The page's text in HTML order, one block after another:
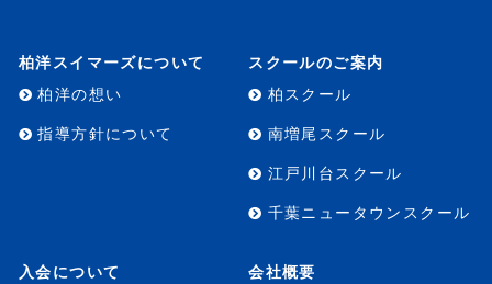
柏洋スイマーズについて
柏洋の想い
指導方針について
スクールのご案内
柏スクール
南増尾スクール
江戸川台スクール
千葉ニュータウンスクール
入会について
会社概要